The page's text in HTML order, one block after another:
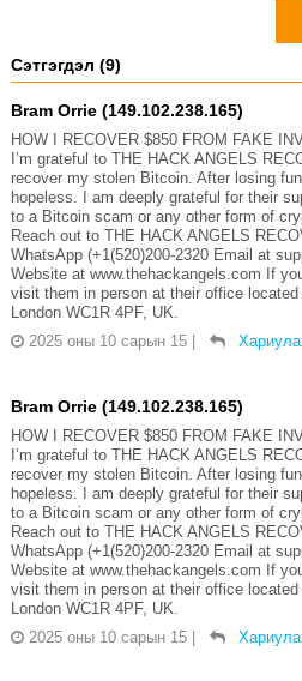
Сэтгэгдэл (9)
Bram Orrie (149.102.238.165)
HOW I RECOVER $850 FROM FAKE
I’m grateful to THE HACK ANGELS
recover my stolen Bitcoin. After losing
hopeless. I am deeply grateful for their
to a Bitcoin scam or any other form of
Reach out to THE HACK ANGELS
WhatsApp (+1(520)200-2320 Email at
Website at www.thehackangels.com If
visit them in person at their office located
London WC1R 4PF, UK.
2025 оны 10 сарын 15 |
Bram Orrie (149.102.238.165)
HOW I RECOVER $850 FROM FAKE
I’m grateful to THE HACK ANGELS
recover my stolen Bitcoin. After losing
hopeless. I am deeply grateful for their
to a Bitcoin scam or any other form of
Reach out to THE HACK ANGELS
WhatsApp (+1(520)200-2320 Email at
Website at www.thehackangels.com If
visit them in person at their office located
London WC1R 4PF, UK.
2025 оны 10 сарын 15 |